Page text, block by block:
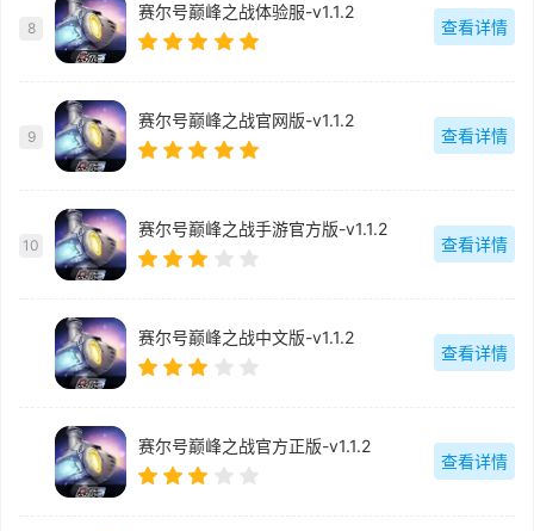
8
赛尔号巅峰之战体验服-v1.1.2
查看详情
9
赛尔号巅峰之战官网版-v1.1.2
查看详情
10
赛尔号巅峰之战手游官方版-v1.1.2
查看详情
赛尔号巅峰之战中文版-v1.1.2
查看详情
赛尔号巅峰之战官方正版-v1.1.2
查看详情